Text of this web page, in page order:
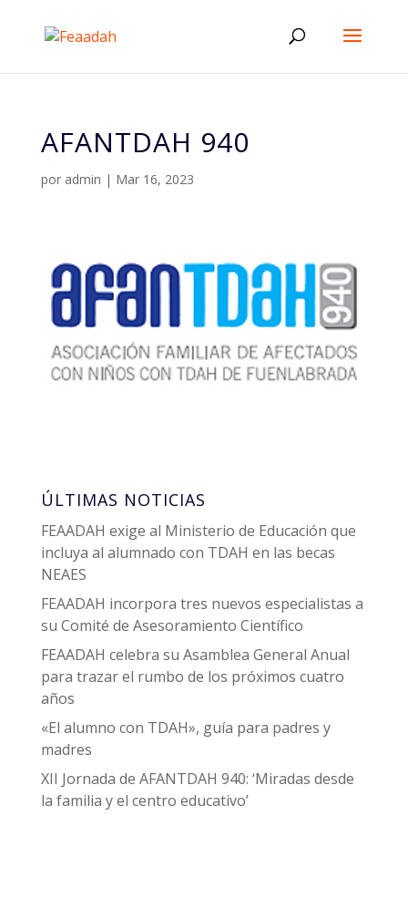
AFANTDAH 940
por admin | Mar 16, 2023
ÚLTIMAS NOTICIAS
FEAADAH exige al Ministerio de Educación que
incluya al alumnado con TDAH en las becas
NEAES
FEAADAH incorpora tres nuevos especialistas a
su Comité de Asesoramiento Científico
FEAADAH celebra su Asamblea General Anual
para trazar el rumbo de los próximos cuatro
años
«El alumno con TDAH», guía para padres y
madres
XII Jornada de AFANTDAH 940: ‘Miradas desde
la familia y el centro educativo’